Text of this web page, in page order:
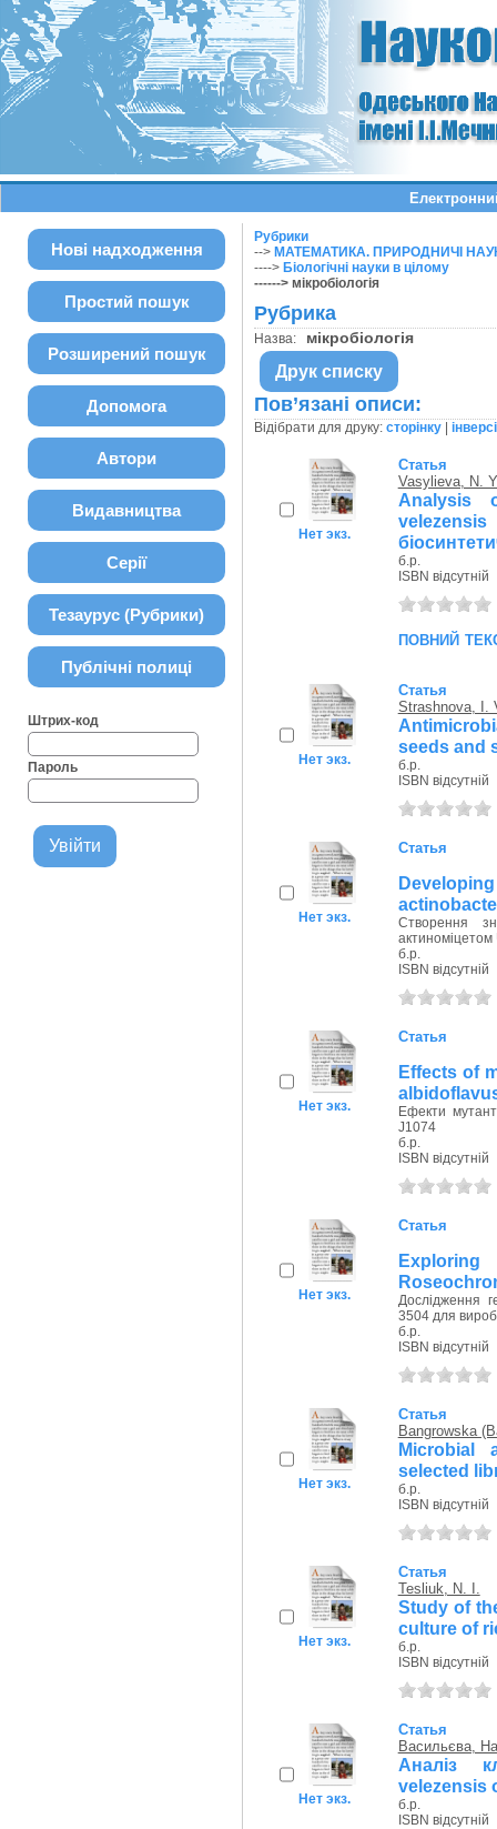
Нові надходження
Простий пошук
Розширений пошук
Допомога
Автори
Видавництва
Серії
Тезаурус (Рубрики)
Публічні полиці
Штрих-код
Пароль
Рубрики
--> МАТЕМАТИКА. ПРИРОДНИЧІ
----> Біологічні науки в цілому
------> мікробіологія
Рубрика
Назва: мікробіологія
Друк списку
Пов’язані описи:
Відібрати для друку: сторінку|
Нет экз.
Статья
Vasylieva, N.
Analysis
б.р.
ISBN відсутній
повний
Нет экз.
Статья
Strashnova, I.
seeds and
б.р.
ISBN відсутній
Нет экз.
Статья
Створення
б.р.
ISBN відсутній
Нет экз.
Статья
Effects of
Ефекти
J1074
б.р.
ISBN відсутній
Нет экз.
Статья
Дослідження
3504 для
б.р.
ISBN відсутній
Нет экз.
Статья
Bangrowska
Microbial
selected
б.р.
ISBN відсутній
Нет экз.
Статья
Tesliuk, N. I.
Study of
culture of
б.р.
ISBN відсутній
Нет экз.
Статья
Васильєва,
Аналіз
velezensis
б.р.
ISBN відсутній